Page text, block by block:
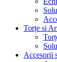
Torțe si
Accesorii